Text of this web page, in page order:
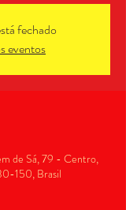
fechado
eventos
de Sá, 79 - Centro,
150, Brasil